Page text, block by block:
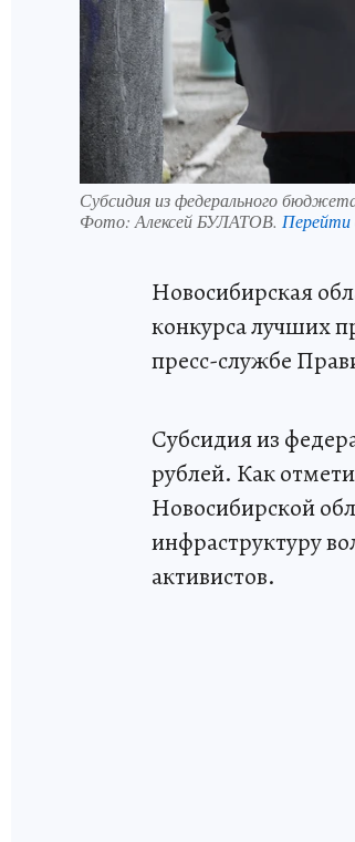
Субсидия из федерального
Фото:Алексей БУЛАТОВ.
Новосибирская
конкурса лучших
пресс-службе
Субсидия из
рублей. Как
Новосибирской
инфраструктуру
активистов.